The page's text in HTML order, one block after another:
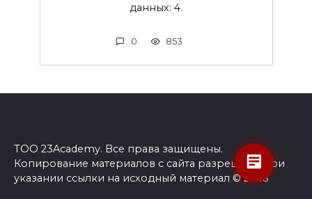
данных: 4.
0 853
ТОО 23Academy. Все права защищены.
Копирование материалов с сайта разрешено при
указании ссылки на исходный материал © 2026